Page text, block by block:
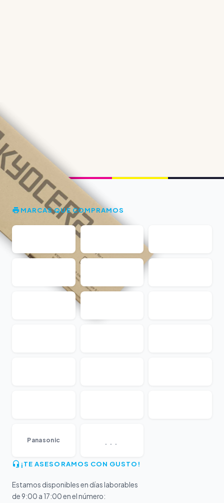
MARCAS QUE COMPRAMOS
Panasonic ...
¡TE ASESORAMOS CON GUSTO!
Estamos disponibles en días laborables
de 9:00 a 17:00 en el número: